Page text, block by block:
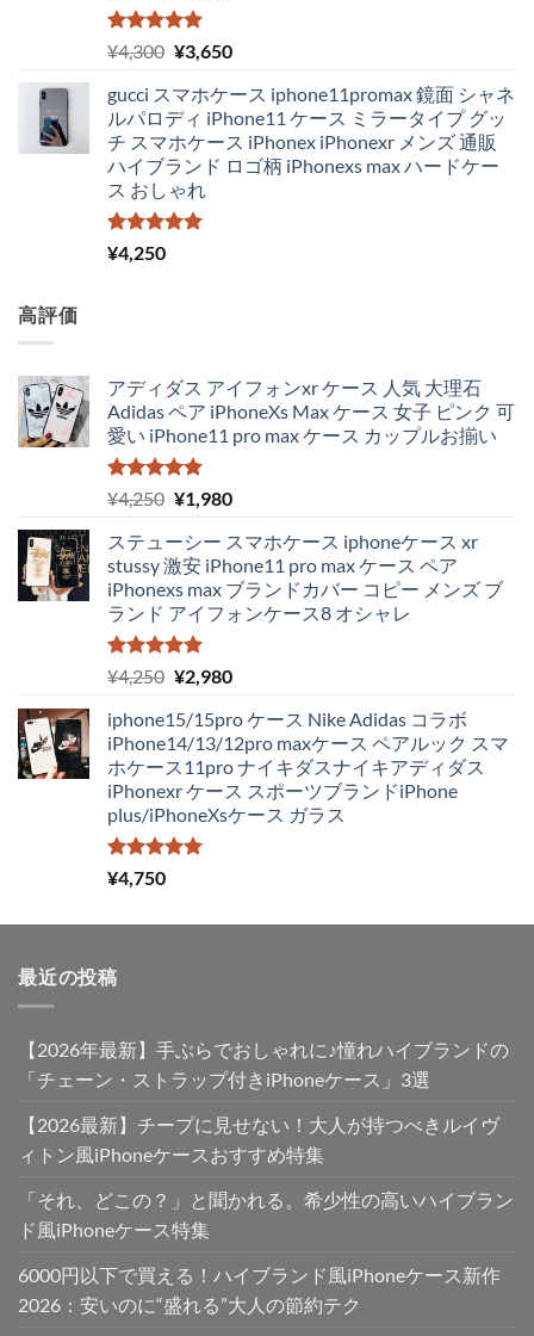
5段階中
5.00
の評価
¥4,300 元
価
格
は
¥4,300
で
し
¥3,650現
の
価
格
は
gucci スマホケース iphone11promax 鏡面 シャネ
ルパロディ iPhone11 ケース ミラータイプ グッ
チ スマホケース iPhonex iPhonexr メンズ 通販
ハイブランド ロゴ柄 iPhonexs max ハードケー
ス おしゃれ
5段階中
5.00
¥4,250
高評価
アディダス アイフォンxr ケース 人気 大理石
Adidas ペア iPhoneXs Max ケース 女子 ピンク 可
愛い iPhone11 pro max ケース カップルお揃い
5段階中
5.00
の評価
¥4,250 元
価
格
は
¥4,250
で
し
¥1,980現
の
価
格
は
で
ステューシー スマホケース iphoneケース xr
stussy 激安 iPhone11 pro max ケース ペア
iPhonexs max ブランドカバー コピー メンズ ブ
ランド アイフォンケース8 オシャレ
5段階中
5.00
の評価
¥4,250 元
価
格
は
¥4,250
で
し
¥2,980現
の
価
格
は
¥2,980
iphone15/15pro ケース Nike Adidas コラボ
iPhone14/13/12pro maxケース ペアルック スマ
ホケース11pro ナイキダスナイキアディダス
iPhonexr ケース スポーツブランドiPhone
plus/iPhoneXsケース ガラス
5段階中
5.00
¥4,750
最近の投稿
【2026年最新】手ぶらでおしゃれに♪憧れハイブランドの
「チェーン・ストラップ付きiPhoneケース」3選
【2026最新】チープに見せない！大人が持つべきルイヴ
ィトン風iPhoneケースおすすめ特集
「それ、どこの？」と聞かれる。希少性の高いハイブラン
ド風iPhoneケース特集
6000円以下で買える！ハイブランド風iPhoneケース新作
2026：安いのに“盛れる”大人の節約テク